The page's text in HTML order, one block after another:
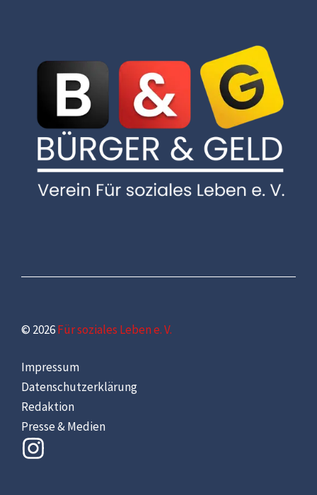
© 2026Für soziales Leben e. V.
Impressum
Datenschutzerklärung
Redaktion
Presse & Medien